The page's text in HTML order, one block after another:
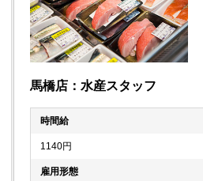
馬橋店：水産スタッフ
時間給
1140円
雇用形態